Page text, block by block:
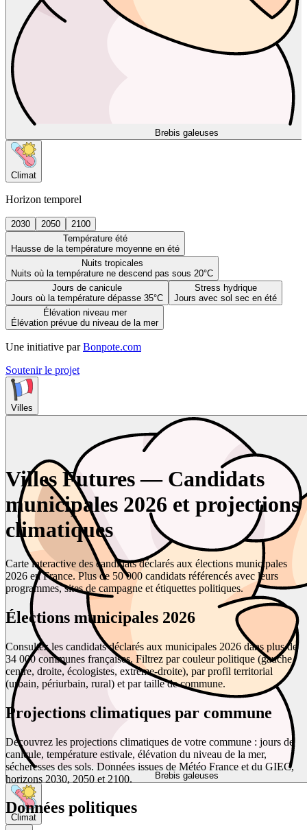
Brebis galeuses
Climat
Horizon temporel
2030 2050
2100
Température été
Hausse de la température moyenne en été
Nuits tropicales
Nuits où la température ne descend pas sous 20°C
Jours de canicule
Jours où la température dépasse 35°C
Stress hydrique
Jours avec sol sec en été
Élévation niveau mer
Élévation prévue du niveau de la mer
Une initiative par Bonpote.com
Soutenir le projet
Villes
Brebis galeuses
Climat
Villes Futures — Candidats
municipales 2026 et projections
climatiques
Carte interactive des candidats déclarés aux élections municipales
2026 en France. Plus de 50 000 candidats référencés avec leurs
programmes, sites de campagne et étiquettes politiques.
Élections municipales 2026
Consultez les candidats déclarés aux municipales 2026 dans plus de
34 000 communes françaises. Filtrez par couleur politique (gauche,
centre, droite, écologistes, extrême-droite), par profil territorial
(urbain, périurbain, rural) et par taille de commune.
Projections climatiques par commune
Découvrez les projections climatiques de votre commune : jours de
canicule, température estivale, élévation du niveau de la mer,
sécheresses des sols. Données issues de Météo France et du GIEC,
horizons 2030, 2050 et 2100.
Données politiques